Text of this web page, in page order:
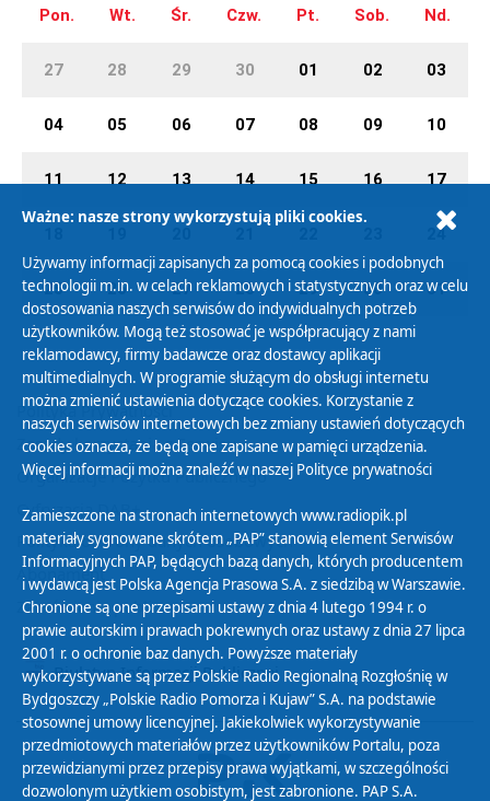
Pon. Wt. Śr. Czw. Pt. Sob. Nd.
27 28 29 30 01 02 03
04 05 06 07 08 09 10
11 12 13 14 15 16 17
24
25 26 27 28 29 30 31
Polityka Prywatności
Zasady korzystania z Serwisu
Organizacje Pożytku Publicznego
Cyfryzacja DAB+
Polityka ochrony danych osobowych
Abonament
Zamówienia publiczne
Biuletyn Informacji Publicznej
Ważne: nasze strony wykorzystują pliki cookies.
Używamy informacji zapisanych za pomocą cookies i podobnych
technologii m.in. w celach reklamowych i statystycznych oraz w celu
dostosowania naszych serwisów do indywidualnych potrzeb
użytkowników. Mogą też stosować je współpracujący z nami
reklamodawcy, firmy badawcze oraz dostawcy aplikacji
multimedialnych. W programie służącym do obsługi internetu
można zmienić ustawienia dotyczące cookies. Korzystanie z
naszych serwisów internetowych bez zmiany ustawień dotyczących
cookies oznacza, że będą one zapisane w pamięci urządzenia.
Więcej informacji można znaleźć w naszej Polityce prywatności
Zamieszczone na stronach internetowych www.radiopik.pl
materiały sygnowane skrótem „PAP” stanowią element Serwisów
Informacyjnych PAP, będących bazą danych, których producentem
i wydawcą jest Polska Agencja Prasowa S.A. z siedzibą w Warszawie.
Chronione są one przepisami ustawy z dnia 4 lutego 1994 r. o
prawie autorskim i prawach pokrewnych oraz ustawy z dnia 27 lipca
2001 r. o ochronie baz danych. Powyższe materiały
wykorzystywane są przez Polskie Radio Regionalną Rozgłośnię w
Bydgoszczy „Polskie Radio Pomorza i Kujaw” S.A. na podstawie
stosownej umowy licencyjnej. Jakiekolwiek wykorzystywanie
przedmiotowych materiałów przez użytkowników Portalu, poza
przewidzianymi przez przepisy prawa wyjątkami, w szczególności
dozwolonym użytkiem osobistym, jest zabronione. PAP S.A.